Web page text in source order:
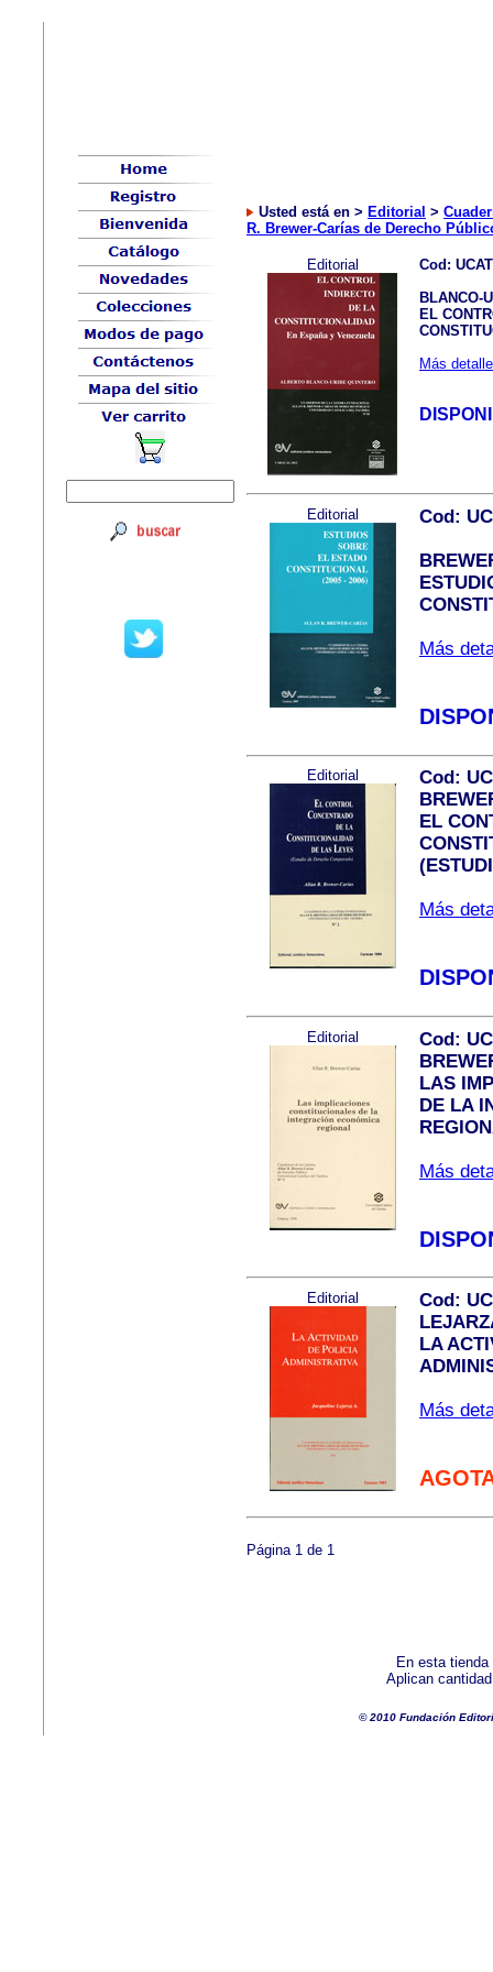
Usted está en > Editorial >
R. Brewer-Carías de Derecho
Editorial
Cod:
BLANCO-
EL
Más
Editorial Cod:
Más
Editorial
Cod:
EL
Más
Editorial
Cod:
LAS
DE LA
Más
Editorial
Cod:
LA
Más
Página 1 de 1
En esta
Aplican
© 2010 Fundación